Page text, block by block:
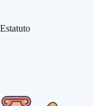
Estatuto